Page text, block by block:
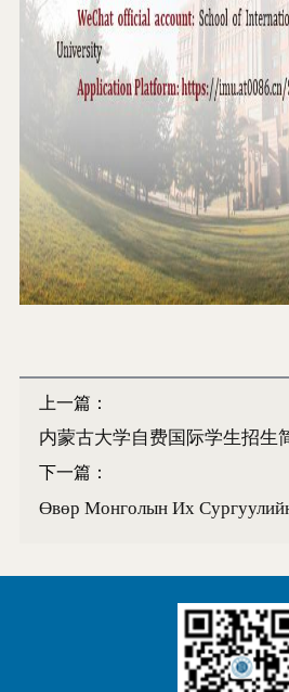
上一篇：
内蒙古大学自费国际学生招生
下一篇：